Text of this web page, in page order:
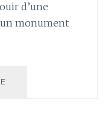
d’une
monument